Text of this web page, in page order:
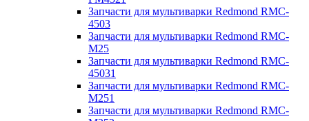
Запчасти для мультиварки Redmond RMC-
4503
Запчасти для мультиварки Redmond RMC-
M25
Запчасти для мультиварки Redmond RMC-
45031
Запчасти для мультиварки Redmond RMC-
M251
Запчасти для мультиварки Redmond RMC-